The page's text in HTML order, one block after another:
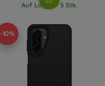
Auf Lager > 5 Stk.
-10%